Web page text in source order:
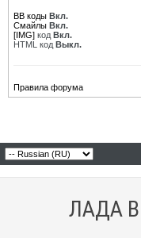
BB коды Вкл.
Смайлы Вкл.
[IMG] код Вкл.
HTML код Выкл.
Правила форума
ЛАДА